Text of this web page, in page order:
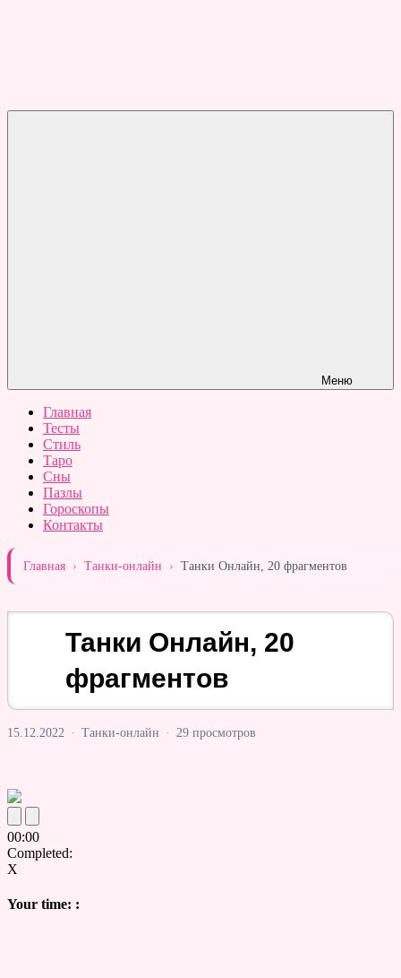
Меню
Главная
Тесты
Стиль
Таро
Сны
Пазлы
Гороскопы
Контакты
Главная › Танки-онлайн › Танки Онлайн, 20 фрагментов
Танки Онлайн, 20
фрагментов
15.12.2022 · Танки-онлайн · 29 просмотров
00:00
Completed:
X
Your time: :